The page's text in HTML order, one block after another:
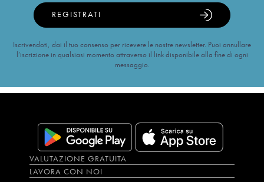
REGISTRATI
Iscrivendoti, dai il tuo consenso per ricevere le nostre newsletter. Puoi annullare
l’iscrizione in qualsiasi momento attraverso il link disponibile alla fine di ogni
messaggio.
VALUTAZIONE GRATUITA
LAVORA CON NOI